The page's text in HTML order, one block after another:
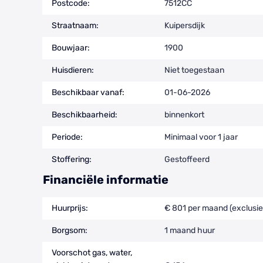
Postcode: 7512CC
Straatnaam: Kuipersdijk
Bouwjaar: 1900
Huisdieren: Niet toegestaan
Beschikbaar vanaf: 01-06-2026
Beschikbaarheid: binnenkort
Periode: Minimaal voor 1 jaar
Stoffering: Gestoffeerd
Financiële informatie
Huurprijs: € 801 per maand
Borgsom: 1 maand huur
Voorschot gas, water,